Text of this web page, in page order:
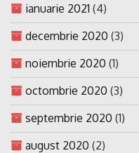
ianuarie 2021 (4)
decembrie 2020 (3)
noiembrie 2020 (1)
octombrie 2020 (3)
septembrie 2020 (1)
august 2020 (2)